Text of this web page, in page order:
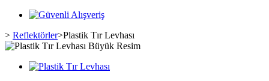
> Reflektörler>Plastik Tır Levhası
Büyük Resim